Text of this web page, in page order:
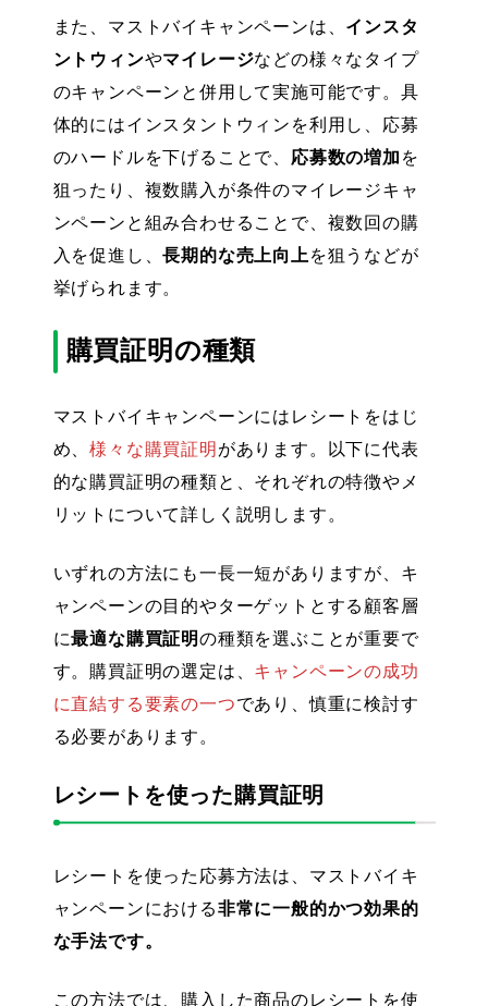
また、マストバイキャンペーンは、 インスタ
ントウィンやマイレージなどの様々なタイプ
のキャンペーンと併用して実施可能です。具
体的にはインスタントウィンを利用し、応募
のハードルを下げることで、 応募数の増加を
狙ったり、複数購入が条件のマイレージキャ
ンペーンと組み合わせることで、複数回の購
入を促進し、長期的な売上向上を狙うなどが
挙げられます。
購買証明の種類
マストバイキャンペーンにはレシートをはじ
め、様々な購買証明があります。以下に代表
的な購買証明の種類と、それぞれの特徴やメ
リットについて詳しく説明します。
いずれの方法にも一長一短がありますが、キ
ャンペーンの目的やターゲットとする顧客層
に最適な購買証明の種類を選ぶことが重要で
す。購買証明の選定は、 キャンペーンの成功
に直結する要素の一つであり、慎重に検討す
る必要があります。
レシートを使った購買証明
レシートを使った応募方法は、マストバイキ
ャンペーンにおける非常に一般的かつ効果的
な手法です。
この方法では、購入した商品のレシートを使